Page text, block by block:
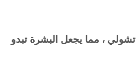
، مما يجعل البشرة تبدو